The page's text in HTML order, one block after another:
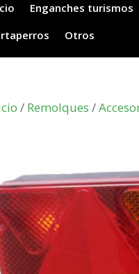
Enganches turismos
Otros
/ Remolques /